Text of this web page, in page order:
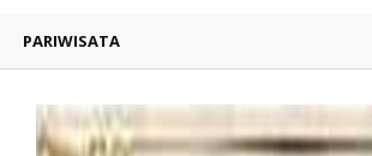
PARIWISATA